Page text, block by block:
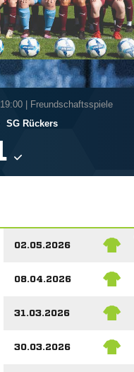
19:00 | Freundschaftsspiele
SG Rückers
02.05.2026
08.04.2026
31.03.2026
30.03.2026